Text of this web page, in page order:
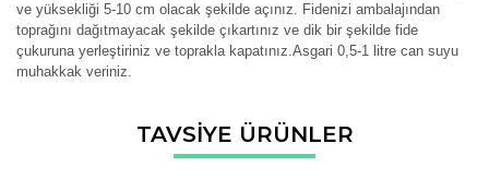
ve yüksekliği 5-10 cm olacak şekilde açınız. Fidenizi ambalajından
toprağını dağıtmayacak şekilde çıkartınız ve dik bir şekilde fide
çukuruna yerleştiriniz ve toprakla kapatınız.Asgari 0,5-1 litre can suyu
muhakkak veriniz.
Bu ürüne ilk yorumu siz yapın!
Bu ürünün fiyat bilgisi, resim, ürün açıklamalarında ve diğer
konularda yetersiz gördüğünüz noktaları öneri formunu
TAVSİYE ÜRÜNLER